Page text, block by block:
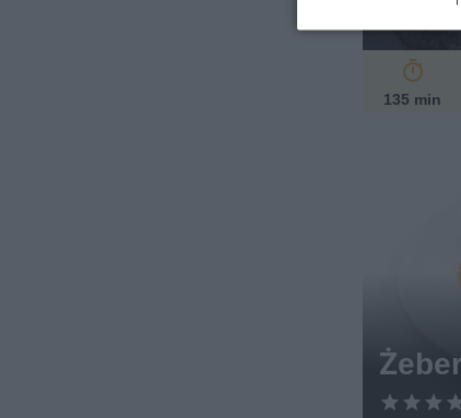
135 min